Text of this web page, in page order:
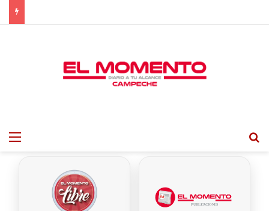
Menu